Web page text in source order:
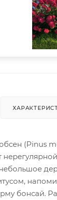
(Pinus
бонсай.